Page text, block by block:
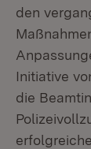
den
Initiative
die